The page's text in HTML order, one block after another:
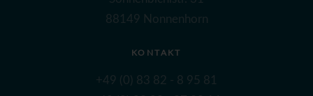
88149 Nonnenhorn
KONTAKT
+49 (0) 83 82 - 8 95 81